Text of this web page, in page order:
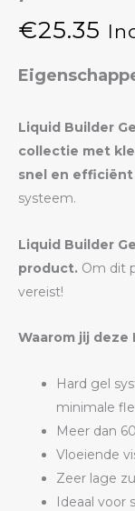
€25.35
Liquid Builder Gel
collectie met
snel en efficiënt
systeem.
Liquid Builder
product. Om dit
vereist!
Waarom jij deze
Hard gel
minimale
Meer dan
Vloeiende
Zeer lage
Ideaal voor